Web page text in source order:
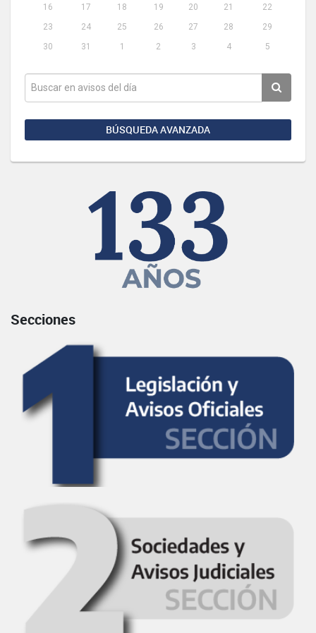
16
17 18 19 20 21
22
23
24 25 26 27 28
29
30
31 1 2 3 4 5
BÚSQUEDA AVANZADA
Secciones